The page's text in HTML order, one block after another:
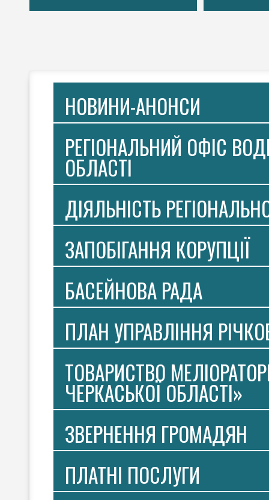
НОВИНИ-АНОНСИ
РЕГІОНАЛЬНИЙ ОФІС
ОБЛАСТІ
ДІЯЛЬНІСТЬ
ЗАПОБІГАННЯ КОРУПЦІЇ
БАСЕЙНОВА РАДА
ПЛАН УПРАВЛІННЯ
ТОВАРИСТВО
ЧЕРКАСЬКОЇ ОБЛАСТІ»
ЗВЕРНЕННЯ ГРОМАДЯН
ПЛАТНI ПОСЛУГИ